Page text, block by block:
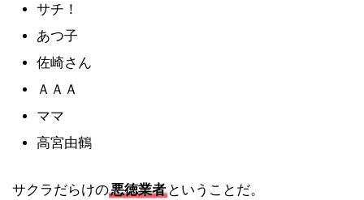
サチ！
あつ子
佐崎さん
ＡＡＡ
ママ
高宮由鶴
サクラだらけの悪徳業者 ということだ。